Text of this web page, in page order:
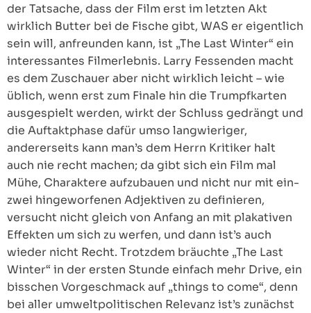
der Tatsache, dass der Film erst im letzten Akt
wirklich Butter bei de Fische gibt, WAS er eigentlich
sein will, anfreunden kann, ist „The Last Winter“ ein
interessantes Filmerlebnis. Larry Fessenden macht
es dem Zuschauer aber nicht wirklich leicht – wie
üblich, wenn erst zum Finale hin die Trumpfkarten
ausgespielt werden, wirkt der Schluss gedrängt und
die Auftaktphase dafür umso langwieriger,
andererseits kann man’s dem Herrn Kritiker halt
auch nie recht machen; da gibt sich ein Film mal
Mühe, Charaktere aufzubauen und nicht nur mit ein-
zwei hingeworfenen Adjektiven zu definieren,
versucht nicht gleich von Anfang an mit plakativen
Effekten um sich zu werfen, und dann ist’s auch
wieder nicht Recht. Trotzdem bräuchte „The Last
Winter“ in der ersten Stunde einfach mehr Drive, ein
bisschen Vorgeschmack auf „things to come“, denn
bei aller umweltpolitischen Relevanz ist’s zunächst